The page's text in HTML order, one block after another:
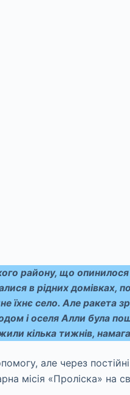
району, що
в рідних домівках,
їхнє село. Але ракета
і оселя Алли була
кілька тижнів,
але через
місія «Проліска» на